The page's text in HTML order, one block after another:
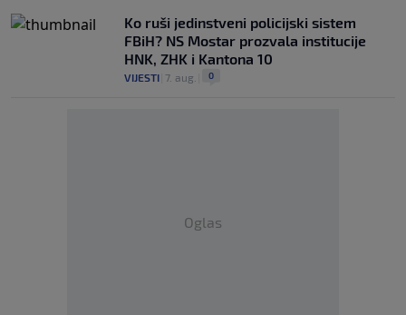
Ko ruši jedinstveni policijski sistem
FBiH? NS Mostar prozvala institucije
HNK, ZHK i Kantona 10
VIJESTI 7. aug. 0
Oglas